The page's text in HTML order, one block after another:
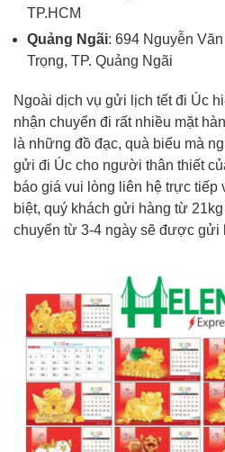
TP.HCM
Quảng Ngãi: 694 Nguyễn
Trọng, TP. Quảng Ngãi
Ngoài dịch vụ gửi lịch tết đi Úc
nhận chuyển đi rất nhiều mặt
là những đồ đạc, quà biếu mà
gửi đi Úc cho người thân thiết
báo giá vui lòng liên hệ trực
biệt, quý khách gửi hàng từ
chuyển từ 3-4 ngày sẽ được